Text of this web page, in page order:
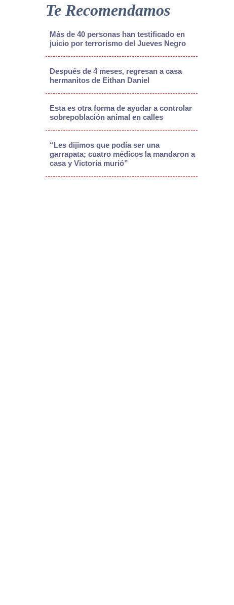
Te Recomendamos
Más de 40 personas han testificado en
juicio por terrorismo del Jueves Negro
Después de 4 meses, regresan a casa
hermanitos de Eithan Daniel
Esta es otra forma de ayudar a controlar
sobrepoblación animal en calles
“Les dijimos que podía ser una
garrapata; cuatro médicos la mandaron a
casa y Victoria murió”